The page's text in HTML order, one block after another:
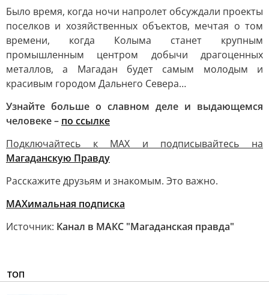
Было время, когда ночи напролет обсуждали проекты
поселков и хозяйственных объектов, мечтая о том
времени, когда Колыма станет крупным
промышленным центром добычи драгоценных
металлов, а Магадан будет самым молодым и
красивым городом Дальнего Севера…
Узнайте больше о славном деле и выдающемся
человеке – по ссылке
Подключайтесь к MAX и подписывайтесь на
Магаданскую Правду
Расскажите друзьям и знакомым. Это важно.
МАХимальная подписка
Источник: Канал в МАКС "Магаданская правда"
ТОП